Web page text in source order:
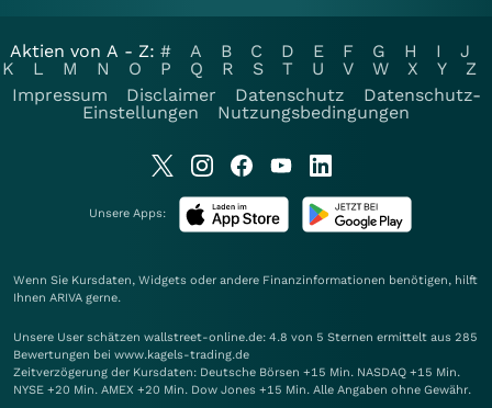
Aktien von A - Z: # A B C D E F G H I
J
K
L M N O P Q R S T U V W X Y
Z
Impressum
Disclaimer Datenschutz
Datenschutz-
Einstellungen
Nutzungsbedingungen
Unsere Apps:
Wenn Sie Kursdaten, Widgets oder andere Finanzinformationen benötigen, hilft
Ihnen ARIVA gerne.
Unsere User schätzen wallstreet-online.de: 4.8 von 5 Sternen ermittelt aus 285
Bewertungen bei www.kagels-trading.de
Zeitverzögerung der Kursdaten: Deutsche Börsen +15 Min. NASDAQ +15 Min.
NYSE +20 Min. AMEX +20 Min. Dow Jones +15 Min. Alle Angaben ohne Gewähr.